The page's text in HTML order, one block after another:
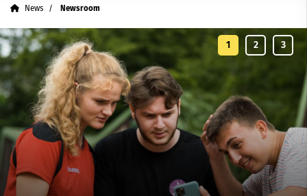
News Newsroom